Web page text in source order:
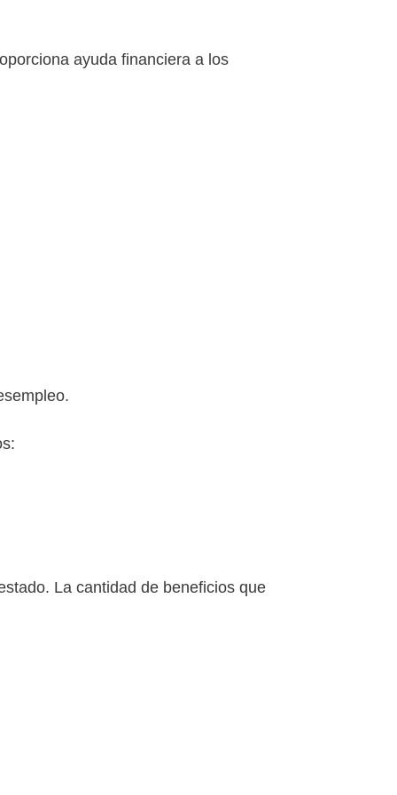
ayuda financiera a los
La cantidad de beneficios que